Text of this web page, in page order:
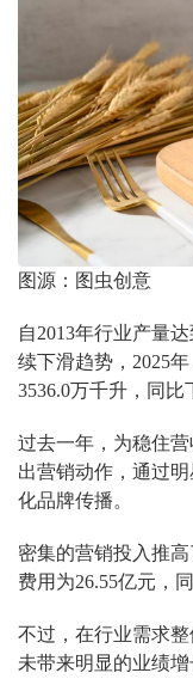
图源：图虫创意
自2013年行业产量
续下滑趋势，2025
3536.0万千升，同比
过去一年，为稳住
出营销动作，通过
化品牌传播。
密集的营销投入推
费用为26.55亿元，
不过，在行业需求
未带来明显的业绩增